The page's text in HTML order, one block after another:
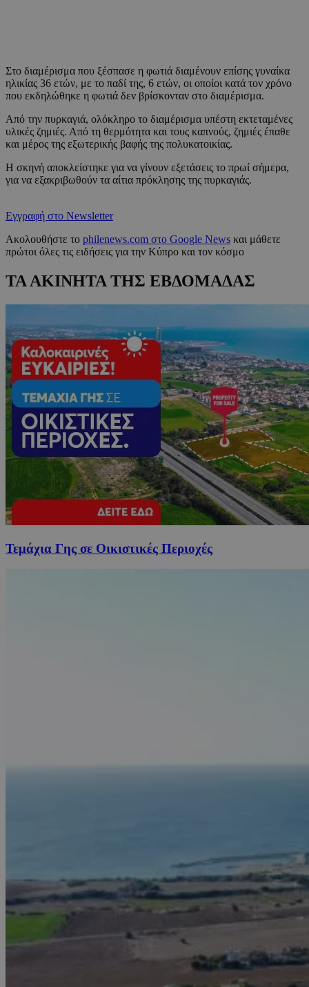
Στο διαμέρισμα που ξέσπασε η φωτιά διαμένουν επίσης γυναίκα
ηλικίας 36 ετών, με το παδί της, 6 ετών, οι οποίοι κατά τον χρόνο
που εκδηλώθηκε η φωτιά δεν βρίσκονταν στο διαμέρισμα.
Από την πυρκαγιά, ολόκληρο το διαμέρισμα υπέστη εκτεταμένες
υλικές ζημιές. Από τη θερμότητα και τους καπνούς, ζημιές έπαθε
και μέρος της εξωτερικής βαφής της πολυκατοικίας.
Η σκηνή αποκλείστηκε για να γίνουν εξετάσεις το πρωί σήμερα,
για να εξακριβωθούν τα αίτια πρόκλησης της πυρκαγιάς.
Εγγραφή στο Newsletter
Ακολουθήστε το philenews.com στο Google News και μάθετε
πρώτοι όλες τις ειδήσεις για την Κύπρο και τον κόσμο
ΤΑ ΑΚΙΝΗΤΑ ΤΗΣ ΕΒΔΟΜΑΔΑΣ
Τεμάχια Γης σε Οικιστικές Περιοχές